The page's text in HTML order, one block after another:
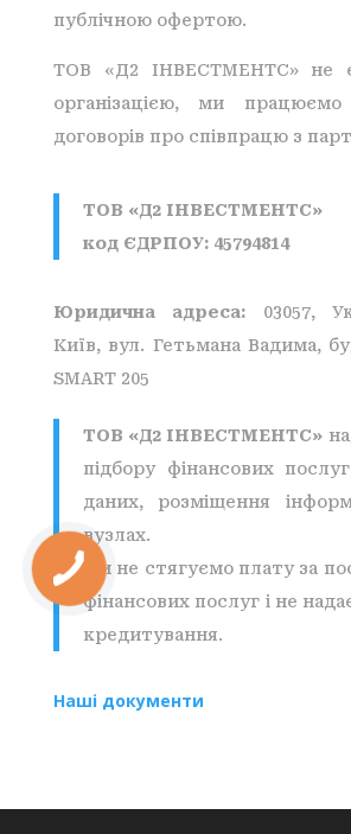
публічною офертою.
ТОВ «Д2 ІНВЕСТМЕНТС» не
організацією, ми працюємо
договорів про співпрацю з
ТОВ «Д2 ІНВЕСТМЕНТС»
код ЄДРПОУ: 45794814
Юридична адреса: 03057,
Київ, вул. Гетьмана Вадима,
SMART 205
ТОВ «Д2 ІНВЕСТМЕНТС»
підбору фінансових
даних, розміщення
вузлах.
Ми не стягуємо плату за
фінансових послуг і не
кредитування.
Наші документи